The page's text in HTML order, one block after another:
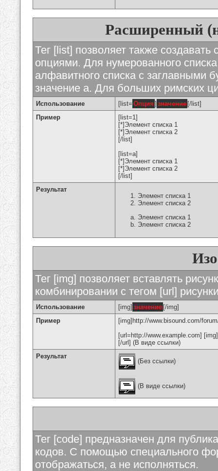
Расширенный
Тег [list] позволяет также
опциями. Для нумерованного
алфавитного списка с заглавными
значение а. Для больших римских
Использование [list= Опция ] значение [/list]
Пример
[list=1]
[*]Элемент списка 1
[*]Элемент списка 2
[/list]
[list=a]
[*]Элемент списка 1
[*]Элемент списка 2
[/list]
Результат
Элемент списка 1
Элемент списка 2
Элемент списка 1
Элемент списка 2
Тег [img] позволяет вставлять
комбинировании с тегом [url]
Использование [img] значение [/img]
Пример
[img]http://www.bisound.com/
[url=http://www.example.com]
[/url] (В виде ссылки)
Результат
(Без ссылки)
(В виде ссылки)
Тег [code] предназначен для
кодов. С помощью специального
отображаться, а не исполняться.